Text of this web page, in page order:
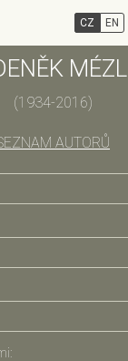
MÉZL
(1934-2016)
AUTORŮ
CZ EN